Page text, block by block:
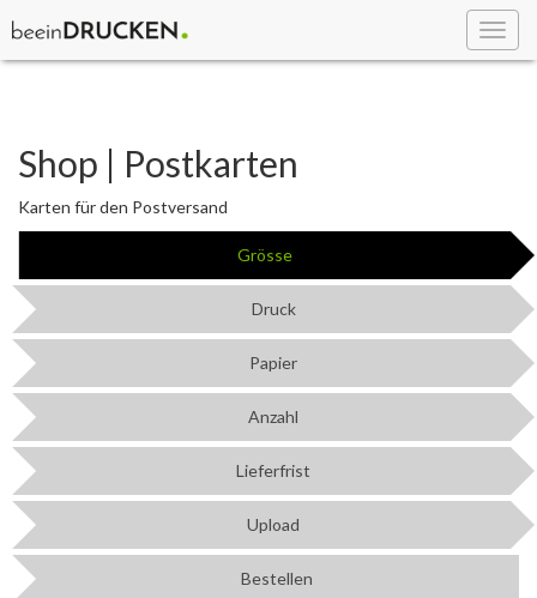
Shop | Postkarten
Karten für den Postversand
Grösse
Druck
Papier
Anzahl
Lieferfrist
Upload
Bestellen